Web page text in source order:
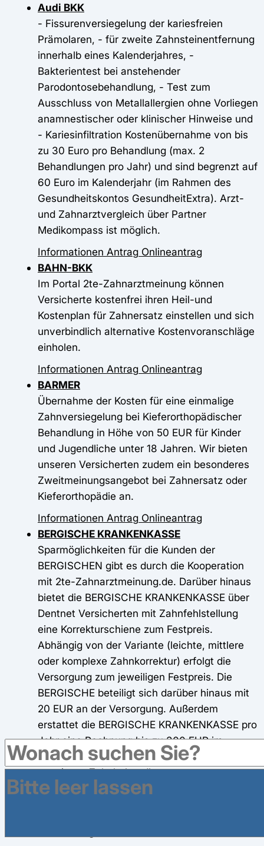
Audi BKK
- Fissurenversiegelung der kariesfreien
Prämolaren, - für zweite Zahnsteinentfernung
innerhalb eines Kalenderjahres, -
Bakterientest bei anstehender
Parodontosebehandlung, - Test zum
Ausschluss von Metallallergien ohne Vorliegen
anamnestischer oder klinischer Hinweise und
- Kariesinfiltration Kostenübernahme von bis
zu 30 Euro pro Behandlung (max. 2
Behandlungen pro Jahr) und sind begrenzt auf
60 Euro im Kalenderjahr (im Rahmen des
Gesundheitskontos GesundheitExtra). Arzt-
und Zahnarztvergleich über Partner
Medikompass ist möglich.
Informationen Antrag Onlineantrag
BAHN-BKK
Im Portal 2te-Zahnarztmeinung können
Versicherte kostenfrei ihren Heil-und
Kostenplan für Zahnersatz einstellen und sich
unverbindlich alternative Kostenvoranschläge
einholen.
Informationen Antrag Onlineantrag
BARMER
Übernahme der Kosten für eine einmalige
Zahnversiegelung bei Kieferorthopädischer
Behandlung in Höhe von 50 EUR für Kinder
und Jugendliche unter 18 Jahren. Wir bieten
unseren Versicherten zudem ein besonderes
Zweitmeinungsangebot bei Zahnersatz oder
Kieferorthopädie an.
Informationen Antrag Onlineantrag
BERGISCHE KRANKENKASSE
Sparmöglichkeiten für die Kunden der
BERGISCHEN gibt es durch die Kooperation
mit 2te-Zahnarztmeinung.de. Darüber hinaus
bietet die BERGISCHE KRANKENKASSE über
Dentnet Versicherten mit Zahnfehlstellung
eine Korrekturschiene zum Festpreis.
Abhängig von der Variante (leichte, mittlere
oder komplexe Zahnkorrektur) erfolgt die
Versorgung zum jeweiligen Festpreis. Die
BERGISCHE beteiligt sich darüber hinaus mit
20 EUR an der Versorgung. Außerdem
erstattet die BERGISCHE KRANKENKASSE pro
Jahr eine Rechnung bis zu 300 EUR im
Rahmen des Zahnbudget des FlexiBonus² für
erweiterte Zahnbehandlungen.
InformationenAntragOnlineantrag